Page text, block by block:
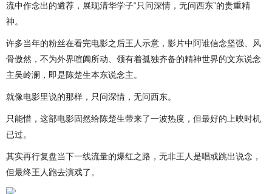
流中作念出的遴荐，展现清华学子“只问深情，无问西东”的贵重精
神。
许多当年的粉丝在看完电影之后王人示意，影片中阿谁信念坚强、风
骨傲然，不为外界喧阗所动、领有着孤独齐备的精神世界的文东说念
主吴岭澜，即是陈楚生本东说念主。
就像电影里说的那样，只问深情，无问西东。
只能惜，这部电影固然给陈楚生带来了一波热度，但最好的上映时机
已过。
其实再行复盘当下一线流量的爆红之路，无非王人是唱或跳出说念，
但最终王人跑去演戏了。